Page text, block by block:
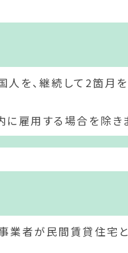
を、継続して2箇月
雇用する場合を除き
業者が民間賃貸住宅